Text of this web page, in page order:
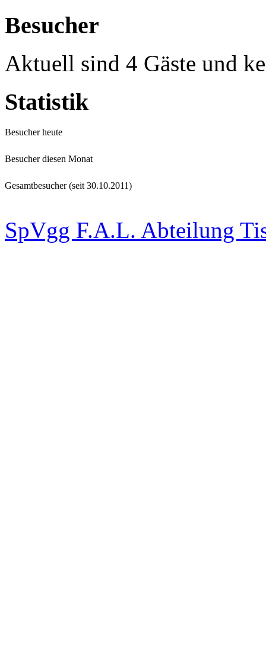
Besucher
Aktuell sind 4 Gäste und
Statistik
Besucher heute
Besucher diesen Monat
Gesamtbesucher (seit 30.10.2011)
SpVgg F.A.L. Abteilung